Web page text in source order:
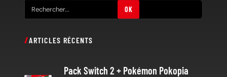
e
h
OK
ARTICLES RÉCENTS
Pack Switch 2 + Pokémon Pokopia